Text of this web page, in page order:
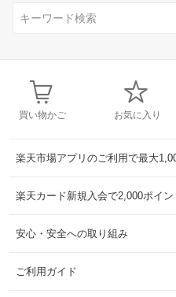
買い物かご お気に入り
楽天市場アプリのご利用で最大
楽天カード新規入会で2,000ポイン
安心・安全への取り組み
ご利用ガイド